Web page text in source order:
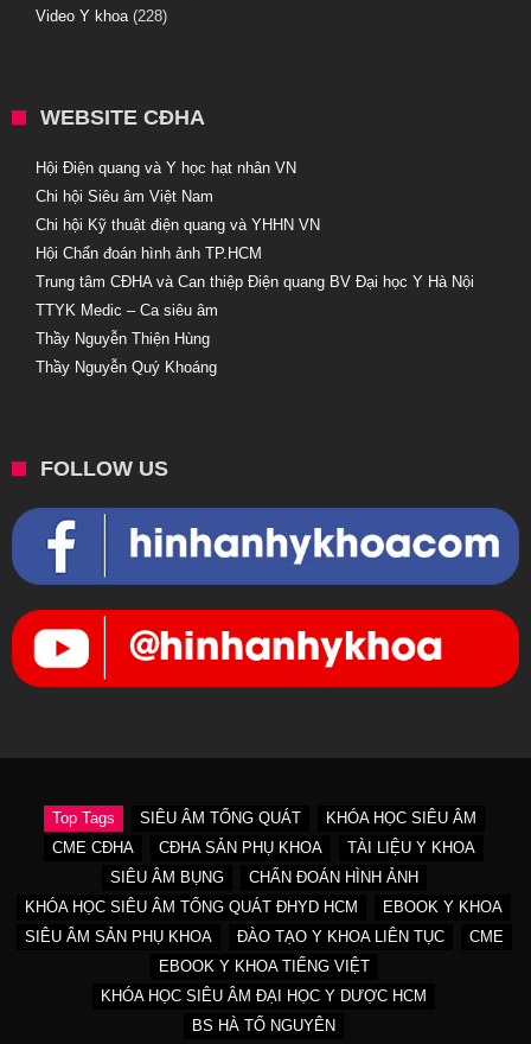
Video Y khoa(228)
WEBSITE CĐHA
Hội Điện quang và Y học hạt nhân VN
Chi hội Siêu âm Việt Nam
Chi hội Kỹ thuật điện quang và YHHN VN
Hội Chẩn đoán hình ảnh TP.HCM
Trung tâm CĐHA và Can thiệp Điện quang BV Đại học Y Hà Nội
TTYK Medic – Ca siêu âm
Thầy Nguyễn Thiện Hùng
Thầy Nguyễn Quý Khoáng
FOLLOW US
Top Tags SIÊU ÂM TỔNG QUÁT
KHÓA HỌC SIÊU ÂM
CME CĐHA
CĐHA SẢN PHỤ KHOA
TÀI LIỆU Y KHOA
SIÊU ÂM BỤNG
CHẨN ĐOÁN HÌNH ẢNH
KHÓA HỌC SIÊU ÂM TỔNG QUÁT ĐHYD HCM
EBOOK Y KHOA
SIÊU ÂM SẢN PHỤ KHOA
ĐÀO TẠO Y KHOA LIÊN TỤC
CME
EBOOK Y KHOA TIẾNG VIỆT
KHÓA HỌC SIÊU ÂM ĐẠI HỌC Y DƯỢC HCM
BS HÀ TỐ NGUYÊN